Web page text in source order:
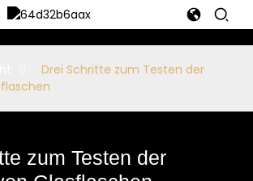
Drei Schritte zum Testen der
zum Testen der